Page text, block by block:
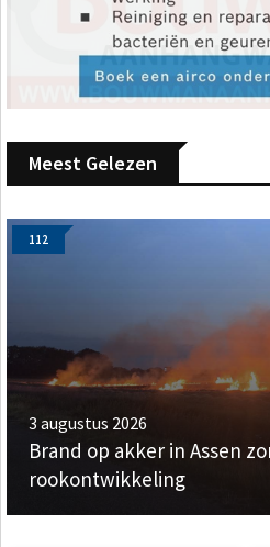
Meest Gelezen
112
3 augustus 2026
Brand op akker in Assen
rookontwikkeling